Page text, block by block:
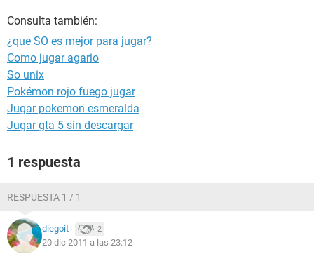
Consulta también:
¿que SO es mejor para jugar?
Como jugar agario
So unix
Pokémon rojo fuego jugar
Jugar pokemon esmeralda
Jugar gta 5 sin descargar
1 respuesta
RESPUESTA 1 / 1
diegoit_ 2
20 dic 2011 a las 23:12